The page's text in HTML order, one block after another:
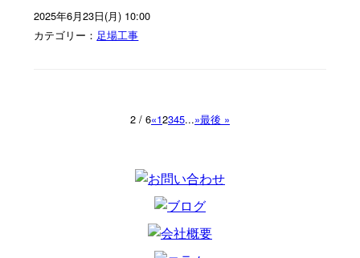
2025年6月23日(月) 10:00
カテゴリー： 足場工事
2 / 6«12345...»最後 »